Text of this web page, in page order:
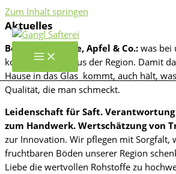
Zum Inhalt springen
Aktuelles
Best Of Erdbeere, Apfel & Co.: was bei
kommt, kommt aus der Region. Damit
Hause in das Glas kommt, auch hält,
Qualität, die man schmeckt.
Leidenschaft für Saft.
zum Handwerk. Wertschätzung von
zur Innovation. Wir pflegen mit Sorgfalt,
fruchtbaren Böden unserer Region
Liebe die wertvollen Rohstoffe zu